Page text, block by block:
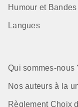
Humour et
Langues
Qui sommes-nous
Nos auteurs à la
Règlement Choix